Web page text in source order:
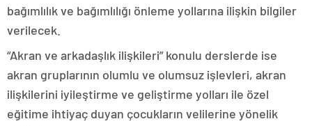
bağımlılık ve bağımlılığı önleme yollarına ilişkin bilgiler
verilecek.
“Akran ve arkadaşlık ilişkileri” konulu derslerde ise
akran gruplarının olumlu ve olumsuz işlevleri, akran
ilişkilerini iyileştirme ve geliştirme yolları ile özel
eğitime ihtiyaç duyan çocukların velilerine yönelik